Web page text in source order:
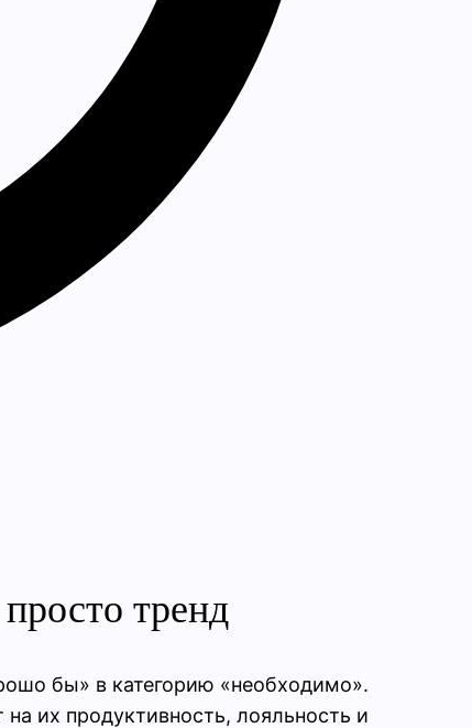
тренд
бы» в категорию «необходимо».
их продуктивность, лояльность и